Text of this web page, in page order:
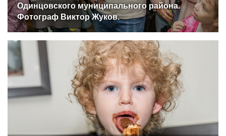
Одинцовского муниципального района.
Фотограф Виктор Жуков.